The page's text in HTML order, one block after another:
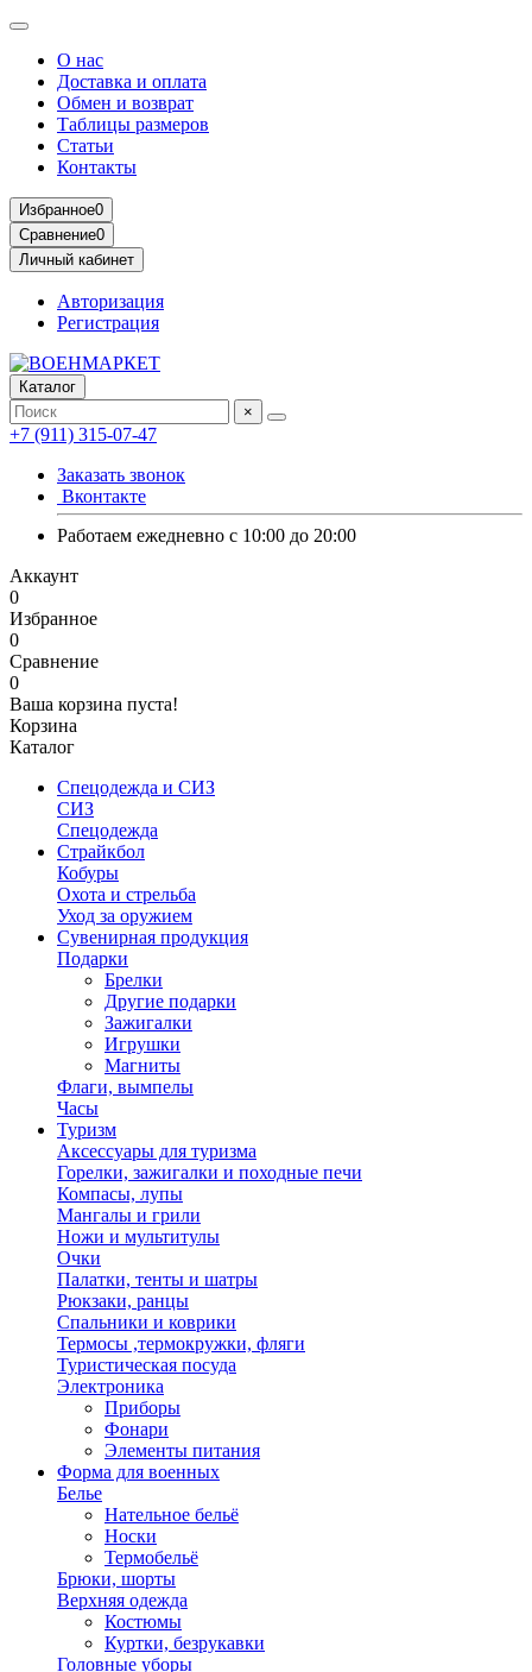
О нас
Доставка и оплата
Обмен и возврат
Таблицы размеров
Статьи
Контакты
Избранное0
Сравнение0
Личный кабинет
Авторизация
Регистрация
Каталог
×
+7 (911) 315-07-47
Заказать звонок
Вконтакте
Работаем ежедневно с 10:00 до 20:00
Аккаунт
0
Избранное
0
Сравнение
0
Ваша корзина пуста!
Корзина
Каталог
Спецодежда и СИЗ
СИЗ
Спецодежда
Страйкбол
Кобуры
Охота и стрельба
Уход за оружием
Сувенирная продукция
Подарки
Брелки
Другие подарки
Зажигалки
Игрушки
Магниты
Флаги, вымпелы
Часы
Туризм
Аксессуары для туризма
Горелки, зажигалки и походные печи
Компасы, лупы
Мангалы и грили
Ножи и мультитулы
Очки
Палатки, тенты и шатры
Рюкзаки, ранцы
Спальники и коврики
Термосы ,термокружки, фляги
Туристическая посуда
Электроника
Приборы
Фонари
Элементы питания
Форма для военных
Белье
Нательное бельё
Носки
Термобельё
Брюки, шорты
Верхняя одежда
Костюмы
Куртки, безрукавки
Головные уборы